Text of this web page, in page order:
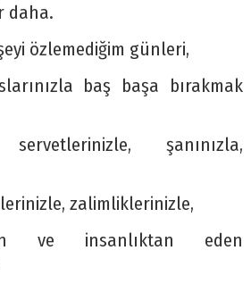
daha.
özlemediğim günleri,
baş başa bırakmak
servetlerinizle, şanınızla,
zalimliklerinizle,
ve insanlıktan eden